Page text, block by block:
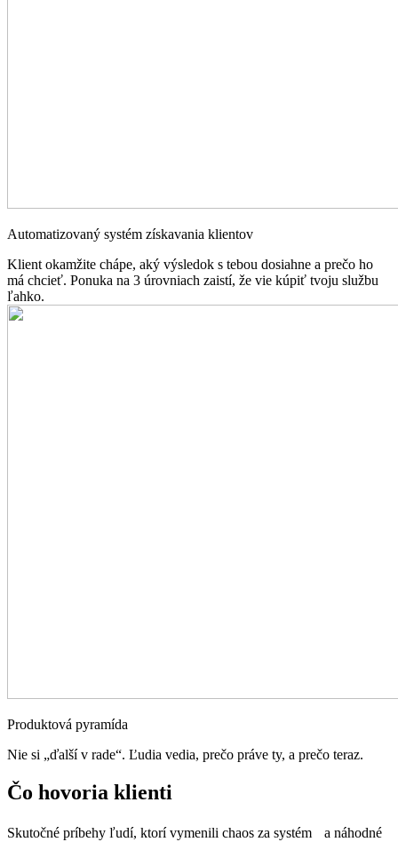
Automatizovaný systém získavania klientov
Klient okamžite chápe, aký výsledok s tebou dosiahne a prečo ho
má chcieť. Ponuka na 3 úrovniach zaistí, že vie kúpiť tvoju službu
ľahko.
Produktová pyramída
Nie si „ďalší v rade“. Ľudia vedia, prečo práve ty, a prečo teraz.
Čo hovoria klienti
Skutočné príbehy ľudí, ktorí vymenili chaos za systém a náhodné